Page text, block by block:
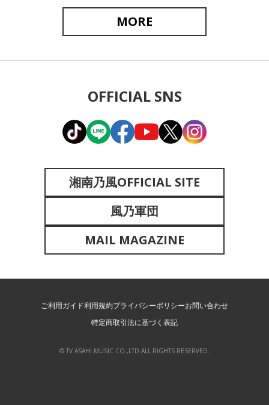
MORE
OFFICIAL SNS
湘南乃風OFFICIAL SITE
風乃軍団
MAIL MAGAZINE
ご利用ガイド利用規約プライバシーポリシーお問い合わせ
特定商取引法に基づく表記
© TV ASAHI MUSIC CO.,LTD ALL RIGHTS RESERVED.